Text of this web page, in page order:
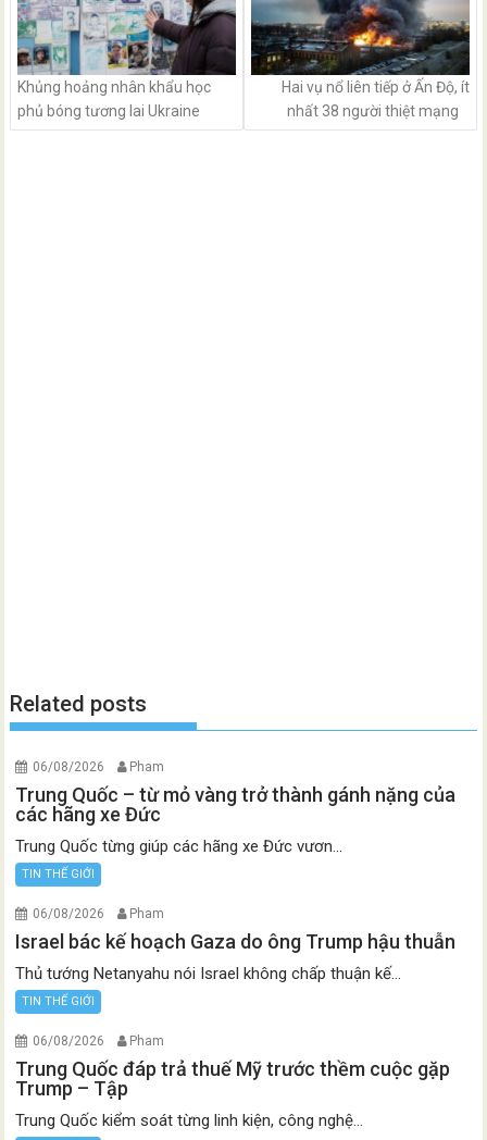
Khủng hoảng nhân khẩu học
phủ bóng tương lai Ukraine
Hai vụ nổ liên tiếp ở Ấn Độ, ít
nhất 38 người thiệt mạng
Related posts
06/08/2026 Pham
Trung Quốc – từ mỏ vàng trở thành gánh nặng của
các hãng xe Đức
Trung Quốc từng giúp các hãng xe Đức vươn...
TIN THẾ GIỚI
06/08/2026 Pham
Israel bác kế hoạch Gaza do ông Trump hậu thuẫn
Thủ tướng Netanyahu nói Israel không chấp thuận kế...
TIN THẾ GIỚI
06/08/2026 Pham
Trung Quốc đáp trả thuế Mỹ trước thềm cuộc gặp
Trump – Tập
Trung Quốc kiểm soát từng linh kiện, công nghệ...